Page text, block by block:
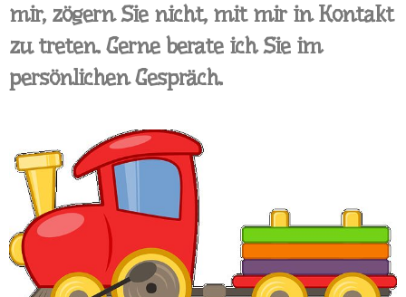
mir, zögern Sie nicht, mit mir in Kontakt
zu treten. Gerne berate ich Sie im
persönlichen Gespräch.